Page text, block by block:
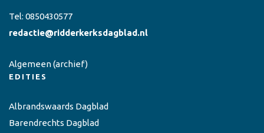
Tel: 0850430577
redactie@ridderkerksdagblad.nl
Algemeen(archief)
EDITIES
Albrandswaards Dagblad
Barendrechts Dagblad